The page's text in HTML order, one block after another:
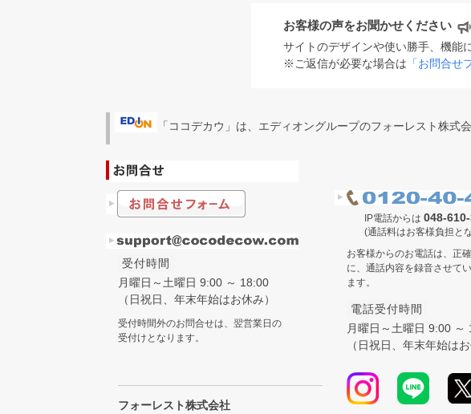
お客様の声をお聞かせください
サイトのデザインや使い勝手、機能
※ご返信が必要な場合は 「お問合せ
「ココデカウ」は、エディオングループのフォーレスト株式
受付時間
月曜日～土曜日 9:00 ～ 18:00
（日祝日、年末年始はお休み）
受付時間外のお問合せは、翌営業日の
受付けとなります。
フォーレスト株式会社
IP電話からは 048-
(通話料はお客様負担と
お客様からのお電話は、正
に、通話内容を録音させて
ます。
電話受付時間
月曜日～土曜日 9:00 ～
（日祝日、年末年始はお